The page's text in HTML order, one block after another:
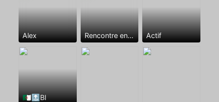
Alex Rencontre entre mecs Actif
🇩🇿🔝BI